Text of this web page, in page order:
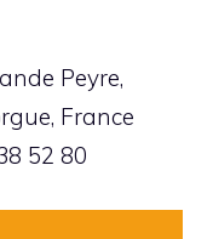
Peyre,
France
52 80